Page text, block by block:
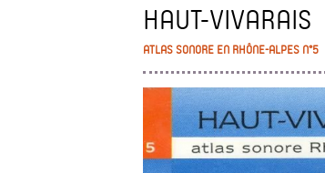
HAUT-VIVARAIS
ATLAS SONORE EN RHÔNE-ALPES N°5